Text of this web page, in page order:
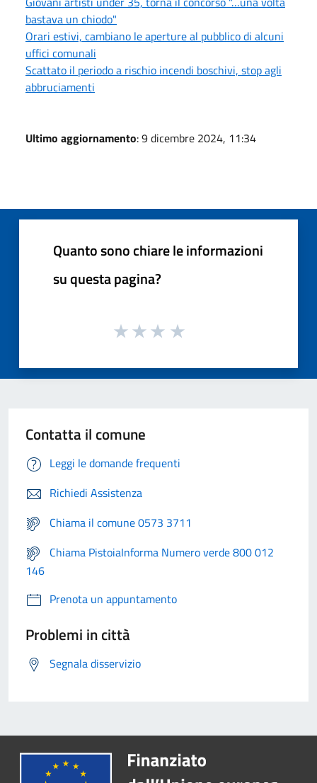
bastava un chiodo"
Orari estivi, cambiano le aperture al pubblico di alcuni
uffici comunali
Scattato il periodo a rischio incendi boschivi, stop agli
abbruciamenti
Ultimo aggiornamento: 9 dicembre 2024, 11:34
Quanto sono chiare le informazioni
su questa pagina?
Contatta il comune
Leggi le domande frequenti
Richiedi Assistenza
Chiama il comune 0573 3711
Chiama PistoiaInforma Numero verde 800 012
146
Prenota un appuntamento
Problemi in città
Segnala disservizio